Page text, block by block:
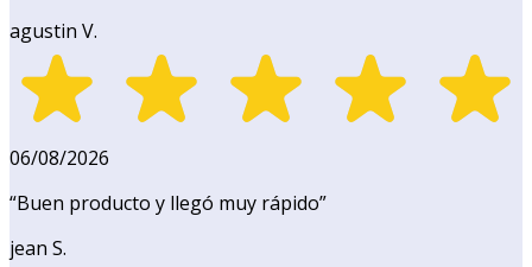
agustin V.
06/08/2026
“Buen producto y llegó muy rápido”
jean S.